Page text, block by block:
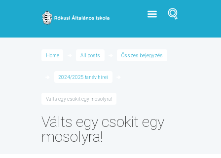
Home All posts Összes bejegyzés
2024/2025 tanév hírei
Válts egy csokit egy mosolyra!
Válts egy csokit egy
mosolyra!